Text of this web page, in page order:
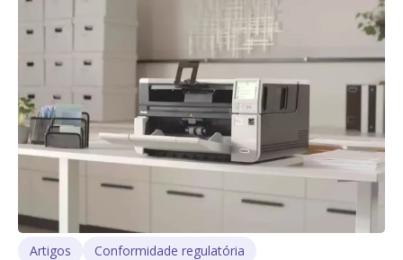
Artigos Conformidade regulatória